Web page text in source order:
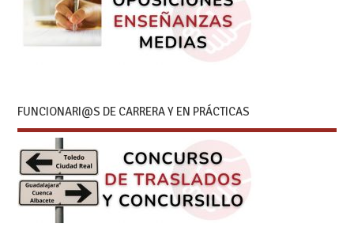
FUNCIONARI@S DE CARRERA Y EN PRÁCTICAS